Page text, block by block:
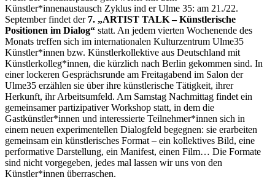
Künstler*innenaustausch Zyklus ind er Ulme 35: am 21./22.
September findet der 7. „ARTIST TALK – Künstlerische
Positionen im Dialog“ statt. An jedem vierten Wochenende des
Monats treffen sich im internationalen Kulturzentrum Ulme35
Künstler*innen bzw. Künstlerkollektive aus Deutschland mit
Künstlerkolleg*innen, die kürzlich nach Berlin gekommen sind. In
einer lockeren Gesprächsrunde am Freitagabend im Salon der
Ulme35 erzählen sie über ihre künstlerische Tätigkeit, ihrer
Herkunft, ihr Arbeitsumfeld. Am Samstag Nachmittag findet ein
gemeinsamer partizipativer Workshop statt, in dem die
Gastkünstler*innen und interessierte Teilnehmer*innen sich in
einem neuen experimentellen Dialogfeld begegnen: sie erarbeiten
gemeinsam ein künstlerisches Format – ein kollektives Bild, eine
performative Darstellung, ein Manifest, einen Film… Die Formate
sind nicht vorgegeben, jedes mal lassen wir uns von den
Künstler*innen überraschen.